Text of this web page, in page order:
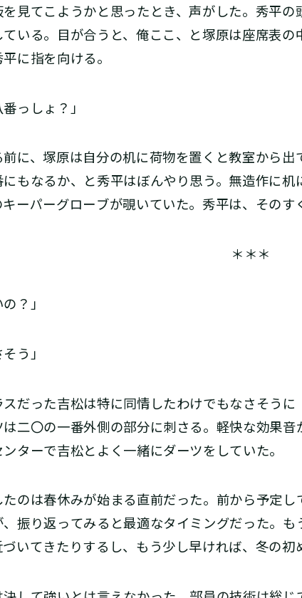
見てこようかと思ったとき、声がした。秀平
ている。目が合うと、俺ここ、と塚原は座席表
に指を向ける。
っしょ？」
に、塚原は自分の机に荷物を置くと教室から出
もなるか、と秀平はぼんやり思う。無造作に
ーパーグローブが覗いていた。秀平は、そのす
＊＊＊
？」
う」
だった吉松は特に同情したわけでもなさそう
二〇の一番外側の部分に刺さる。軽快な効果
ターで吉松とよく一緒にダーツをしていた。
のは春休みが始まる直前だった。前から予定し
、振り返ってみると最適なタイミングだった。
いてきたりするし、もう少し早ければ、冬の初